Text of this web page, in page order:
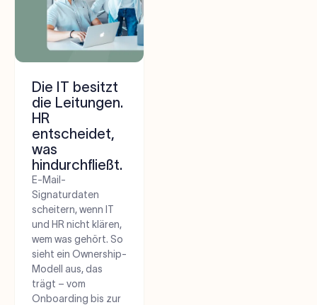
Die IT besitzt
die Leitungen.
HR
entscheidet,
was
hindurchfließt.
E-Mail-
Signaturdaten
scheitern, wenn IT
und HR nicht klären,
wem was gehört. So
sieht ein Ownership-
Modell aus, das
trägt – vom
Onboarding bis zur